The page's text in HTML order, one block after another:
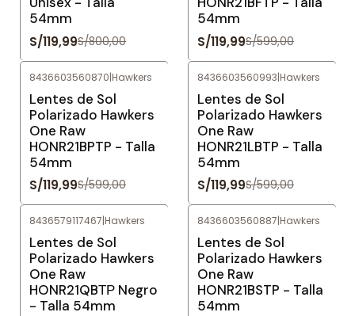
54mm
S/119,99S/800,00
54mm
S/119,99S/599,00
8436603560870|Hawkers
Lentes de Sol
Polarizado Hawkers
One Raw
HONR21BPTP - Talla
54mm
S/119,99S/599,00
8436603560993|Hawkers
Lentes de Sol
Polarizado Hawkers
One Raw
HONR21LBTP - Talla
54mm
S/119,99S/599,00
8436579117467|Hawkers
Lentes de Sol
Polarizado Hawkers
One Raw
HONR21QBТР Negro
- Talla 54mm
8436603560887|Hawkers
Lentes de Sol
Polarizado Hawkers
One Raw
HONR21BSTP - Talla
54mm